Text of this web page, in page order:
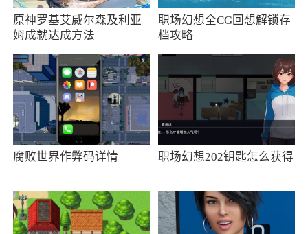
关于某些大佬问后期双十一双十二活动出
了，你参加不了怎么办？
答：这个问题不存在的！活动会更新在里面
的，哪怕你用的是豌豆荚下载的也能参加双十一
双十二活动。而且！去年与前年，楼主的手机做
活动获得的积分是1000，问题是明明一个任务写
的奖励是三万！而且我是自己手动做的情况下！
后来改低版本，用吾爱的脚本做，每一个任
务该多少的都是多少，一分不少，我还解放了双
原神罗基艾威尔森及利亚
姆成就达成方法
职场幻想全CG回想解锁存
档攻略
腐败世界作弊码详情 职场幻想202钥匙怎么获得